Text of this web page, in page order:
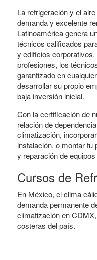
La refrigeración y el
demanda y excelente
Latinoamérica genera
técnicos calificados
y edificios
profesiones, los
garantizado en
desarrollar su propio
baja inversión inicial.
Con la certificación de
relación de
climatización,
instalación, o montar tu
y reparación de
Cursos de
En México, el clima
demanda permanente
climatización en
costeras del país.